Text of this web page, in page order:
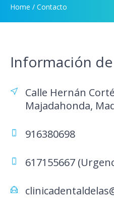
Home / Contacto
Información
Calle Hernán
Majadahonda,
916380698
617155667